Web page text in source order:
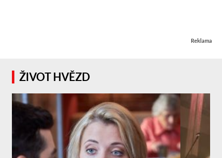
Reklama
ŽIVOT HVĚZD